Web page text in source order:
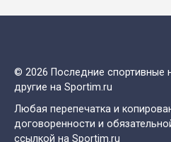
© 2026 Последние спортивные
другие на Sportim.ru
Любая перепечатка и
договоренности и
ссылкой на Sportim.ru